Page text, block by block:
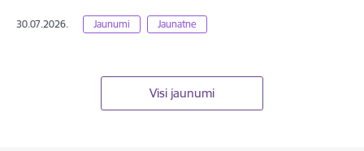
30.07.2026. Jaunumi Jaunatne
Visi jaunumi